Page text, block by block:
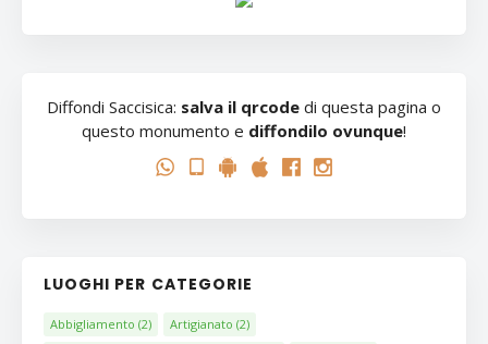
Diffondi Saccisica: salva il qrcode di questa pagina o
questo monumento e diffondilo ovunque!
LUOGHI PER CATEGORIE
Abbigliamento (2) Artigianato (2)